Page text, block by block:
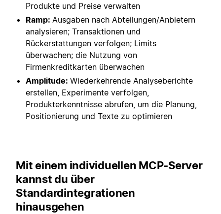
Produkte und Preise verwalten
Ramp: Ausgaben nach Abteilungen/Anbietern
analysieren; Transaktionen und
Rückerstattungen verfolgen; Limits
überwachen; die Nutzung von
Firmenkreditkarten überwachen
Amplitude: Wiederkehrende Analyseberichte
erstellen, Experimente verfolgen,
Produkterkenntnisse abrufen, um die Planung,
Positionierung und Texte zu optimieren
Mit einem individuellen MCP-Server
kannst du über
Standardintegrationen
hinausgehen